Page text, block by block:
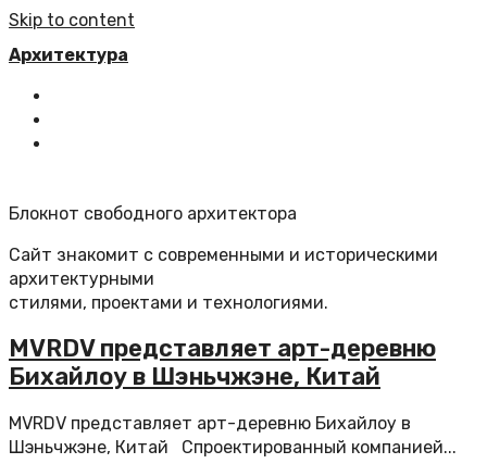
Skip to content
Архитектура
Блокнот свободного архитектора
Сайт знакомит с современными и историческими
архитектурными
стилями, проектами и технологиями.
MVRDV представляет арт-деревню
Бихайлоу в Шэньчжэне, Китай
MVRDV представляет арт-деревню Бихайлоу в
Шэньчжэне, Китай Спроектированный компанией...